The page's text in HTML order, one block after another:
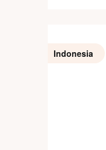
Indonesia